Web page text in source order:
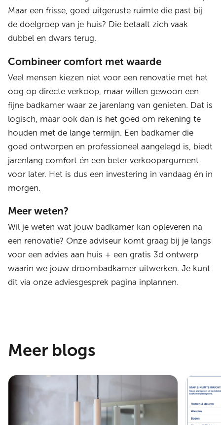
Maar een frisse, goed uitgeruste ruimte die past bij
de doelgroep van je huis? Die betaalt zich vaak
dubbel en dwars terug.
Combineer comfort met waarde
Veel mensen kiezen niet voor een renovatie met het
oog op directe verkoop, maar willen gewoon een
fijne badkamer waar ze jarenlang van genieten. Dat is
logisch, maar ook dan is het goed om rekening te
houden met de lange termijn. Een badkamer die
goed ontworpen en professioneel aangelegd is, biedt
jarenlang comfort én een beter verkoopargument
voor later. Het is dus een investering in vandaag én in
morgen.
Meer weten?
Wil je weten wat jouw badkamer kan opleveren na
een renovatie? Onze adviseur komt graag bij je langs
voor een advies aan huis + een gratis 3d ontwerp
waarin we jouw droombadkamer uitwerken. Je kunt
dit via onze adviesgesprek pagina inplannen.
Meer blogs